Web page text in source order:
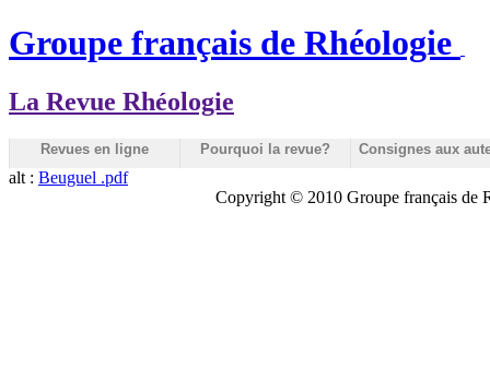
Groupe français de Rhéologie
La Revue Rhéologie
Revues en ligne Pourquoi la revue? Consignes aux
alt : Beuguel .pdf
Copyright © 2010 Groupe français de